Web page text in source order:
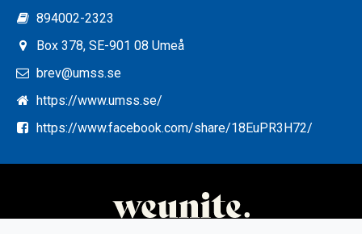
894002-2323
Box 378, SE-901 08 Umeå
brev@umss.se
https://www.umss.se/
https://www.facebook.com/share/18EuPR3H72/